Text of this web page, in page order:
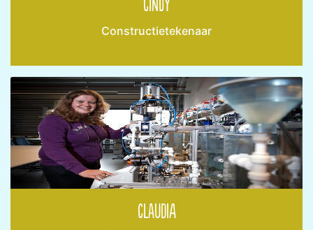
Cindy
Constructietekenaar
Claudia